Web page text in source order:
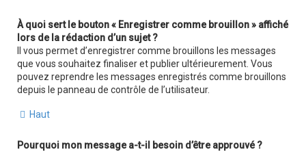
À quoi sert le bouton « Enregistrer comme brouillon » affiché
lors de la rédaction d’un sujet ?
Il vous permet d’enregistrer comme brouillons les messages
que vous souhaitez finaliser et publier ultérieurement. Vous
pouvez reprendre les messages enregistrés comme brouillons
depuis le panneau de contrôle de l’utilisateur.
Haut
Pourquoi mon message a-t-il besoin d’être approuvé ?